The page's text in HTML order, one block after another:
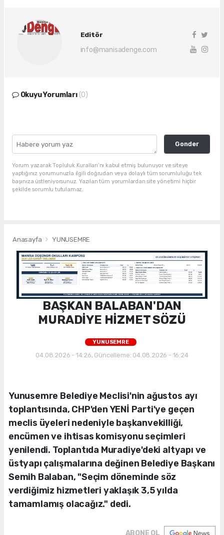
Editör
info@manisadenge.com
Okuyu Yorumları (0)
Gonder
Yorum yazarak Topluluk Kuralları’nı kabul etmiş bulunuyor ve siteye
yaptığınız yorumunuzla ilgili doğrudan veya dolaylı tüm sorumluluğu tek
başınıza üstleniyorsunuz. Yazılan tüm yorumlardan site yönetimi hiçbir
şekilde sorumlu tutulamaz.
Anasayfa YUNUSEMRE
BAŞKAN BALABAN'DAN
MURADİYE HİZMET SÖZÜ
YUNUSEMRE
04.08.2026 - 14:26, Güncelleme: 04.08.2026 - 16:24
Yunusemre Belediye Meclisi'nin ağustos ayı
toplantısında, CHP'den YENİ Parti'ye geçen
meclis üyeleri nedeniyle başkanvekilliği,
encümen ve ihtisas komisyonu seçimleri
yenilendi. Toplantıda Muradiye'deki altyapı ve
üstyapı çalışmalarına değinen Belediye Başkanı
Semih Balaban, "Seçim döneminde söz
verdiğimiz hizmetleri yaklaşık 3,5 yılda
tamamlamış olacağız." dedi.
ABONE OL